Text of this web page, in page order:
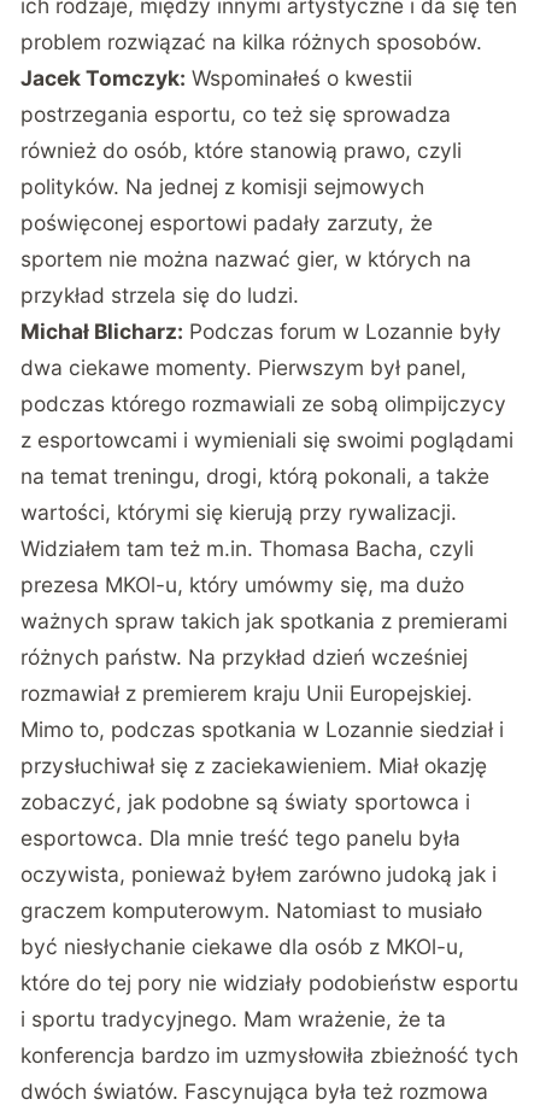
problem rozwiązać na kilka różnych sposobów.
Jacek Tomczyk: Wspominałeś o kwestii
postrzegania esportu, co też się sprowadza
również do osób, które stanowią prawo, czyli
polityków. Na jednej z komisji sejmowych
poświęconej esportowi padały zarzuty, że
sportem nie można nazwać gier, w których na
przykład strzela się do ludzi.
Michał Blicharz: Podczas forum w Lozannie były
dwa ciekawe momenty. Pierwszym był panel,
podczas którego rozmawiali ze sobą olimpijczycy
z esportowcami i wymieniali się swoimi poglądami
na temat treningu, drogi, którą pokonali, a także
wartości, którymi się kierują przy rywalizacji.
Widziałem tam też m.in. Thomasa Bacha, czyli
prezesa MKOl-u, który umówmy się, ma dużo
ważnych spraw takich jak spotkania z premierami
różnych państw. Na przykład dzień wcześniej
rozmawiał z premierem kraju Unii Europejskiej.
Mimo to, podczas spotkania w Lozannie siedział i
przysłuchiwał się z zaciekawieniem. Miał okazję
zobaczyć, jak podobne są światy sportowca i
esportowca. Dla mnie treść tego panelu była
oczywista, ponieważ byłem zarówno judoką jak i
graczem komputerowym. Natomiast to musiało
być niesłychanie ciekawe dla osób z MKOl-u,
które do tej pory nie widziały podobieństw esportu
i sportu tradycyjnego. Mam wrażenie, że ta
konferencja bardzo im uzmysłowiła zbieżność tych
dwóch światów. Fascynująca była też rozmowa